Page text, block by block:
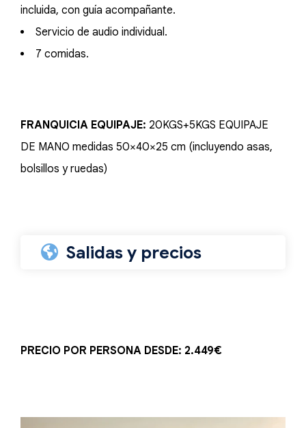
incluida, con guía acompañante.
Servicio de audio individual.
7 comidas.
FRANQUICIA EQUIPAJE: 20KGS+5KGS EQUIPAJE
DE MANO medidas 50×40×25 cm (incluyendo asas,
bolsillos y ruedas)
Salidas y precios
PRECIO POR PERSONA DESDE: 2.449€